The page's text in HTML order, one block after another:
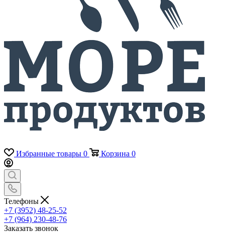
Избранные товары 0 Корзина 0
Телефоны
+7 (3952) 48-25-52
+7 (964) 230-48-76
Заказать звонок